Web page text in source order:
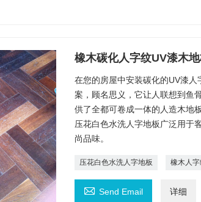
橡木碳化人字纹UV漆木
在您的房屋中安装碳化的UV漆
案，顾名思义，它让人联想到鱼
供了全都可卷成一体的人造木地
压花白色水洗人字地板广泛用于
尚品味。
压花白色水洗人字地板 橡木人
 Send Email 详细